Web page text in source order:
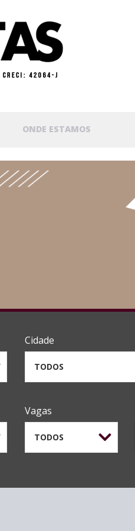
ONDE ESTAMOS
Cidade
TODOS
Vagas
TODOS